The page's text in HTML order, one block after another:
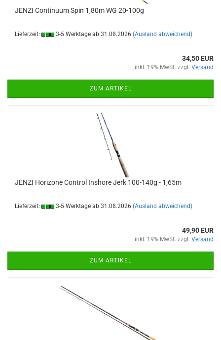
JENZI Continuum Spin 1,80m WG 20-100g
Lieferzeit: 3-5 Werktage ab 31.08.2026 (Ausland abweichend)
34,50 EUR
inkl. 19% MwSt. zzgl. Versand
ZUM ARTIKEL
JENZI Horizone Control Inshore Jerk 100-140g - 1,65m
Lieferzeit: 3-5 Werktage ab 31.08.2026 (Ausland abweichend)
49,90 EUR
inkl. 19% MwSt. zzgl. Versand
ZUM ARTIKEL